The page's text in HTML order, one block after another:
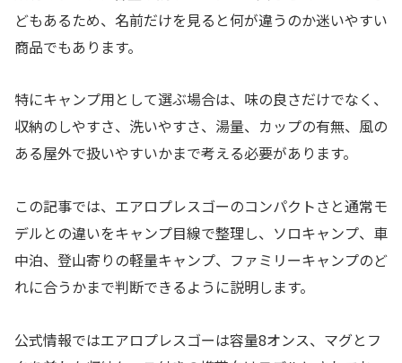
どもあるため、名前だけを見ると何が違うのか迷いやすい
商品でもあります。
特にキャンプ用として選ぶ場合は、味の良さだけでなく、
収納のしやすさ、洗いやすさ、湯量、カップの有無、風の
ある屋外で扱いやすいかまで考える必要があります。
この記事では、エアロプレスゴーのコンパクトさと通常モ
デルとの違いをキャンプ目線で整理し、ソロキャンプ、車
中泊、登山寄りの軽量キャンプ、ファミリーキャンプのど
れに合うかまで判断できるように説明します。
公式情報ではエアロプレスゴーは容量8オンス、マグとフ